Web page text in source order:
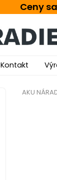
Ceny
Kontakt
AKU